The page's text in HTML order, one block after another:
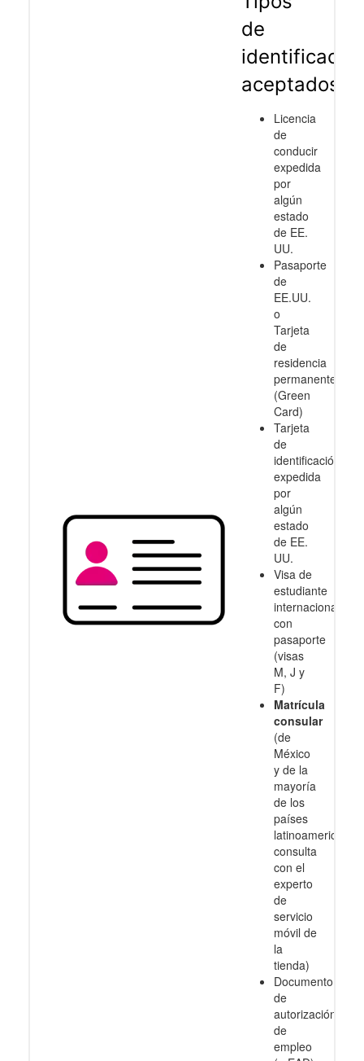
de
aceptados
Licencia
de
conducir
expedida
por
algún
estado
de EE.
UU.
Pasaporte
de
EE.UU.
o
Tarjeta
de
residencia
permanente
(Green
Card)
Tarjeta
de
identificación
expedida
por
algún
estado
de EE.
UU.
Visa de
estudiante
internacional
con
pasaporte
(visas
M, J y
F)
Matrícula
consular
(de
México
y de la
mayoría
de los
países
latinoamericanos,
consulta
con el
experto
de
servicio
móvil de
la
tienda)
Documento
de
autorización
de
empleo